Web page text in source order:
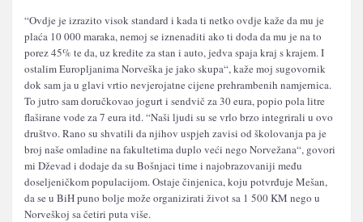
“Ovdje je izrazito visok standard i kada ti netko ovdje kaže da mu je
plaća 10 000 maraka, nemoj se iznenaditi ako ti doda da mu je na to
porez 45% te da, uz kredite za stan i auto, jedva spaja kraj s krajem. I
ostalim Europljanima Norveška je jako skupa“, kaže moj sugovornik
dok sam ja u glavi vrtio nevjerojatne cijene prehrambenih namjernica.
To jutro sam doručkovao jogurt i sendvič za 30 eura, popio pola litre
flaširane vode za 7 eura itd. “Naši ljudi su se vrlo brzo integrirali u ovo
društvo. Rano su shvatili da njihov uspjeh zavisi od školovanja pa je
broj naše omladine na fakultetima duplo veći nego Norvežana“, govori
mi Dževad i dodaje da su Bošnjaci time i najobrazovaniji među
doseljeničkom populacijom. Ostaje činjenica, koju potvrđuje Mešan,
da se u BiH puno bolje može organizirati život sa 1 500 KM nego u
Norveškoj sa četiri puta više.